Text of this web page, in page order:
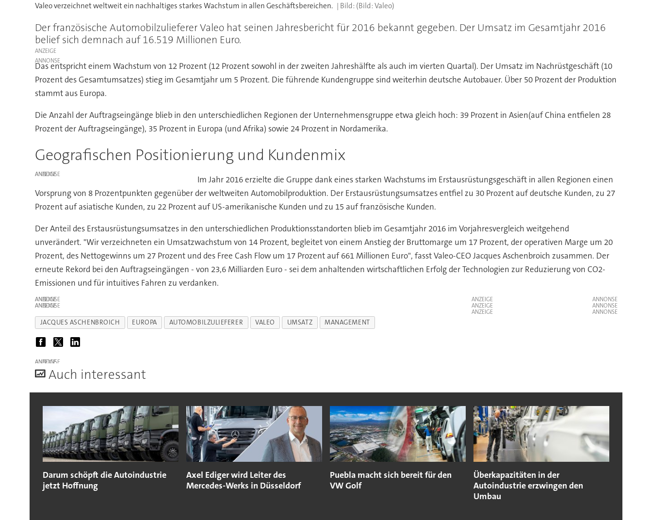
Valeo verzeichnet weltweit ein nachhaltiges starkes Wachstum in allen Geschäftsbereichen. (Bild: Valeo)
Der französische Automobilzulieferer Valeo hat seinen Jahresbericht für 2016 bekannt gegeben. Der Umsatz im Gesamtjahr 2016
belief sich demnach auf 16.519 Millionen Euro.
ANZEIGE
Das entspricht einem Wachstum von 12 Prozent (12 Prozent sowohl in der zweiten Jahreshälfte als auch im vierten Quartal). Der Umsatz im Nachrüstgeschäft (10
Prozent des Gesamtumsatzes) stieg im Gesamtjahr um 5 Prozent. Die führende Kundengruppe sind weiterhin deutsche Autobauer. Über 50 Prozent der Produktion
stammt aus Europa.
Die Anzahl der Auftragseingänge blieb in den unterschiedlichen Regionen der Unternehmensgruppe etwa gleich hoch: 39 Prozent in Asien(auf China entfielen 28
Prozent der Auftragseingänge), 35 Prozent in Europa (und Afrika) sowie 24 Prozent in Nordamerika.
Geografischen Positionierung und Kundenmix
ANZEIGE
Im Jahr 2016 erzielte die Gruppe dank eines starken Wachstums im Erstausrüstungsgeschäft in allen Regionen einen
Vorsprung von 8 Prozentpunkten gegenüber der weltweiten Automobilproduktion. Der Erstausrüstungsumsatzes entfiel zu 30 Prozent auf deutsche Kunden, zu 27
Prozent auf asiatische Kunden, zu 22 Prozent auf US-amerikanische Kunden und zu 15 auf französische Kunden.
Der Anteil des Erstausrüstungsumsatzes in den unterschiedlichen Produktionsstandorten blieb im Gesamtjahr 2016 im Vorjahresvergleich weitgehend
unverändert. "Wir verzeichneten ein Umsatzwachstum von 14 Prozent, begleitet von einem Anstieg der Bruttomarge um 17 Prozent, der operativen Marge um 20
Prozent, des Nettogewinns um 27 Prozent und des Free Cash Flow um 17 Prozent auf 661 Millionen Euro", fasst Valeo-CEO Jacques Aschenbroich zusammen. Der
erneute Rekord bei den Auftragseingängen - von 23,6 Milliarden Euro - sei dem anhaltenden wirtschaftlichen Erfolg der Technologien zur Reduzierung von CO2-
Emissionen und für intuitives Fahren zu verdanken.
ANZEIGE
ANZEIGE
ANZEIGE
ANZEIGE
ANZEIGE
JACQUES ASCHENBROICH EUROPA AUTOMOBILZULIEFERER VALEO UMSATZ MANAGEMENT
ANZEIGE
Auch interessant
Darum schöpft die Autoindustrie
jetzt Hoffnung
Axel Ediger wird Leiter des
Mercedes-Werks in Düsseldorf
Puebla macht sich bereit für den
VW Golf
Überkapazitäten in der
Autoindustrie erzwingen den
Umbau